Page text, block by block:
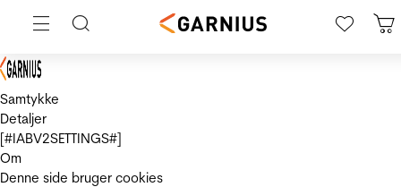
Samtykke
Detaljer
[#IABV2SETTINGS#]
Om
Denne side bruger cookies